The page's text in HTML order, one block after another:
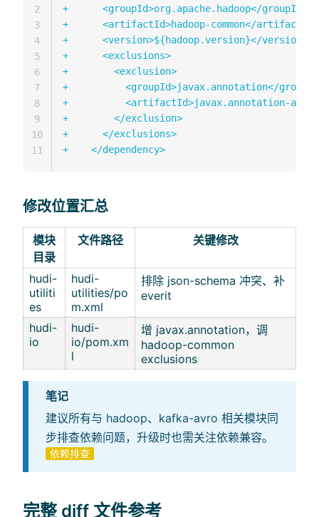
+
+
+
+
+
+
+
+
+
+
2
3
4
5
6
7
8
9
10
11
修改位置汇总
模块
目录
文件路径 关键修改
hudi-
utiliti
es
hudi-
utilities/po
m.xml
排除 json-schema 冲突、补
everit
hudi-
io
hudi-
io/pom.xm
l
增 javax.annotation，调
hadoop-common
exclusions
笔记
建议所有与 hadoop、kafka-avro 相关模块同
步排查依赖问题，升级时也需关注依赖兼容。
依赖排查
完整 diff 文件参考